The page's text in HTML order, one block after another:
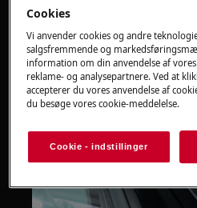
reparation kan have
ikke udføres ordentligt
SÅDAN SKIFTES
1) Skub dørlåsen ned på
Cookies
Vi anvender cookies og andre
salgsfremmende og
information om din anvendelse af
reklame- og analysepartnere. Ved at
accepterer du vores anvendelse af
du besøge vores cookie-meddelelse.
Cookie - indstillinger